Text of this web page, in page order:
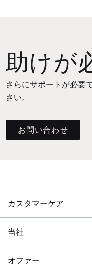
助けが
さらにサポートが必要
さい。
お問い合わせ
カスタマーケア
当社
オファー